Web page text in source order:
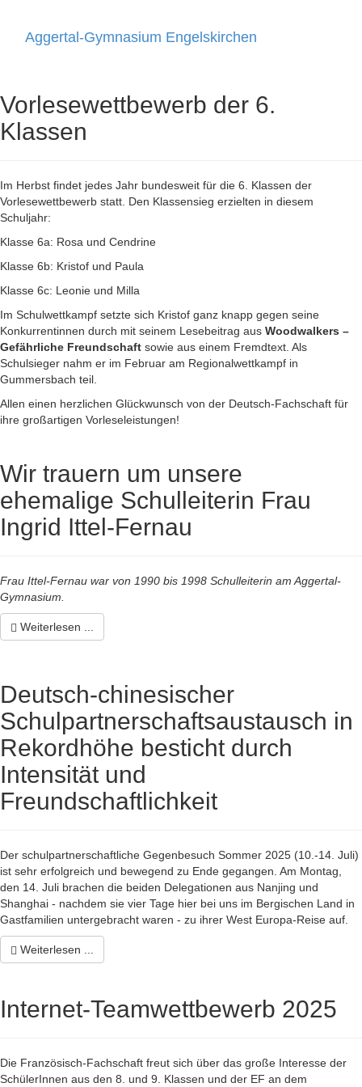
Aggertal-Gymnasium Engelskirchen
Vorlesewettbewerb der 6.
Klassen
Im Herbst findet jedes Jahr bundesweit für die 6. Klassen der
Vorlesewettbewerb statt. Den Klassensieg erzielten in diesem
Schuljahr:
Klasse 6a: Rosa und Cendrine
Klasse 6b: Kristof und Paula
Klasse 6c: Leonie und Milla
Im Schulwettkampf setzte sich Kristof ganz knapp gegen seine
Konkurrentinnen durch mit seinem Lesebeitrag aus Woodwalkers –
Gefährliche Freundschaft sowie aus einem Fremdtext. Als
Schulsieger nahm er im Februar am Regionalwettkampf in
Gummersbach teil.
Allen einen herzlichen Glückwunsch von der Deutsch-Fachschaft für
ihre großartigen Vorleseleistungen!
Wir trauern um unsere
ehemalige Schulleiterin Frau
Ingrid Ittel-Fernau
Frau Ittel-Fernau war von 1990 bis 1998 Schulleiterin am Aggertal-
Gymnasium.
Weiterlesen ...
Deutsch-chinesischer
Schulpartnerschaftsaustausch in
Rekordhöhe besticht durch
Intensität und
Freundschaftlichkeit
Der schulpartnerschaftliche Gegenbesuch Sommer 2025 (10.-14. Juli)
ist sehr erfolgreich und bewegend zu Ende gegangen. Am Montag,
den 14. Juli brachen die beiden Delegationen aus Nanjing und
Shanghai - nachdem sie vier Tage hier bei uns im Bergischen Land in
Gastfamilien untergebracht waren - zu ihrer West Europa-Reise auf.
Weiterlesen ...
Internet-Teamwettbewerb 2025
Die Französisch-Fachschaft freut sich über das große Interesse der
SchülerInnen aus den 8. und 9. Klassen und der EF an dem